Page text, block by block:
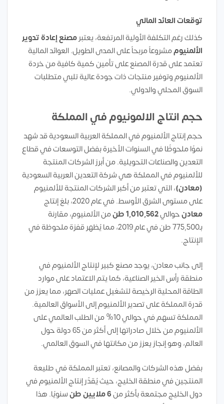
توقعات العائد المالي
كذلك رغم التكلفة الأولية المرتفعة، يعتبرمصنع إعادة تدوير
الألمنيوممشروعاً مربحاً على المدى الطويل. العوائد المالية
تعتمد على قدرة المصنع على تأمين كمية كافية من خردة
الألمنيوم وتوفير منتجات ذات جودة عالية تلبي متطلبات
السوق المحلي والدولي.
حجم انتاج الالمونيوم في المملكة
حجم إنتاج الألمنيوم في المملكة العربية السعودية قد شهد
نموًا ملحوظًا في السنوات الأخيرة بفضل التوسعات في قطاع
التعدين والصناعات التحويلية. من أبرز الشركات المنتجة
للألمنيوم في المملكة هي شركة التعدين العربية السعودية
(معادن)، التي تعتبر من أكبر الشركات المنتجة للألمنيوم
على مستوى الشرق الأوسط. في عام 2020، بلغ إنتاج
معادنحوالي1,010,562 طن
من الألمنيوم، مقارنة
بـ775,500 طن في عام 2019، مما يُظهر قفزة ملحوظة في
الإنتاج.
إلى جانب معادن، يوجد مصنع كبير لإنتاج الألمنيوم في
منطقة رأس الخير الصناعية، كما يتم الاعتماد على موارد
الطاقة المحلية الرخيصة لتشغيل عمليات الصهر، مما يعزز من
قدرة المملكة على تصدير الألمنيوم إلى الأسواق العالمية.
المملكة تسهم في حوالي 10% من الطلب العالمي على
الألمنيوم من خلال صادراتها إلى أكثر من 65 دولة حول
العالم، وهو إنجاز يعزز من مكانتها في السوق العالمي.
بفضل هذه الشركات والمصانع، تعتبر المملكة في طليعة
المنتجين في منطقة الخليج، حيث يُقدّر إنتاج الألمنيوم في
دول الخليج مجتمعة بأكثر من6 ملايين طن
سنويًا. هذا